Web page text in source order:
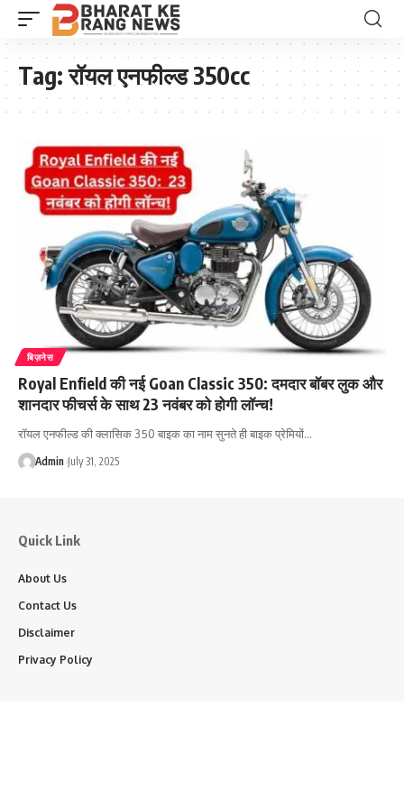
Tag:रॉयल एनफील्ड 350cc
बिज़नेस
Royal Enfield की नई Goan Classic 350: दमदार बॉबर लुक और
शानदार फीचर्स के साथ 23 नवंबर को होगी लॉन्च!
रॉयल एनफील्ड की क्लासिक 350 बाइक का नाम सुनते ही बाइक प्रेमियों…
Admin July 31, 2025
Quick Link
About Us
Contact Us
Disclaimer
Privacy Policy